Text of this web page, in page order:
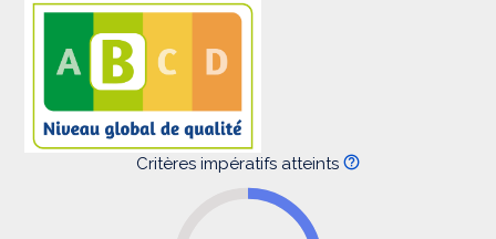
Critères impératifs atteints